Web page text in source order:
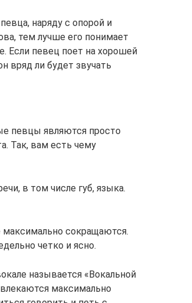
наряду с опорой и
тем лучше его понимает
Если певец поет на хорошей
вряд ли будет звучать
певцы являются просто
Так, вам есть чему
в том числе губ, языка.
максимально сокращаются.
четко и ясно.
называется «Вокальной
максимально